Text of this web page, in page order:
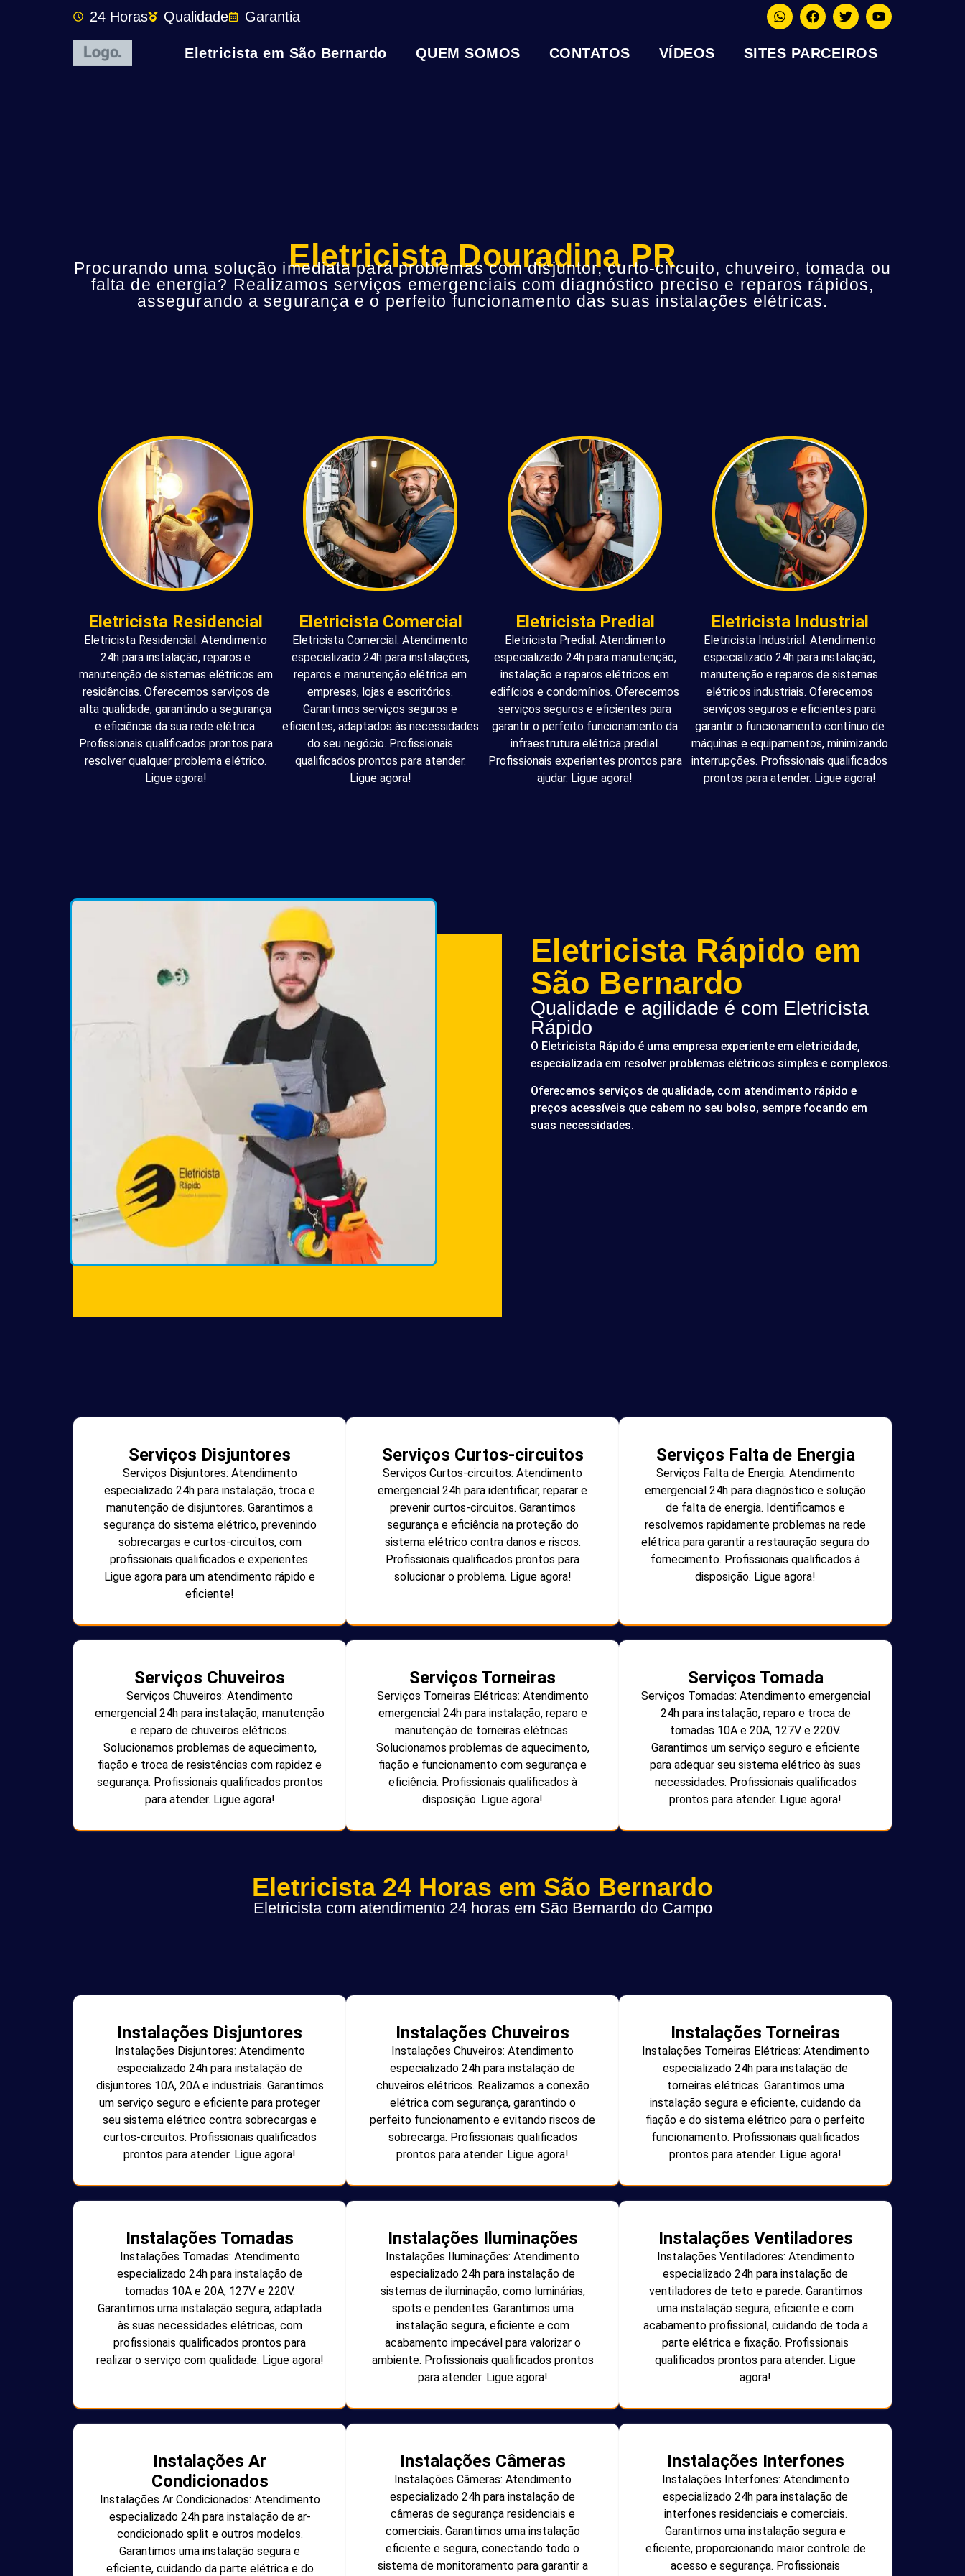
24 Horas Qualidade Garantia
Eletricista em São Bernardo QUEM SOMOS CONTATOS VÍDEOS SITES PARCEIROS
Eletricista Douradina PR
Procurando uma solução imediata para problemas com disjuntor, curto-circuito, chuveiro, tomada ou
falta de energia? Realizamos serviços emergenciais com diagnóstico preciso e reparos rápidos,
assegurando a segurança e o perfeito funcionamento das suas instalações elétricas.
Eletricista Residencial
Eletricista Residencial: Atendimento
24h para instalação, reparos e
manutenção de sistemas elétricos em
residências. Oferecemos serviços de
alta qualidade, garantindo a segurança
e eficiência da sua rede elétrica.
Profissionais qualificados prontos para
resolver qualquer problema elétrico.
Ligue agora!
Eletricista Comercial
Eletricista Comercial: Atendimento
especializado 24h para instalações,
reparos e manutenção elétrica em
empresas, lojas e escritórios.
Garantimos serviços seguros e
eficientes, adaptados às necessidades
do seu negócio. Profissionais
qualificados prontos para atender.
Ligue agora!
Eletricista Predial
Eletricista Predial: Atendimento
especializado 24h para manutenção,
instalação e reparos elétricos em
edifícios e condomínios. Oferecemos
serviços seguros e eficientes para
garantir o perfeito funcionamento da
infraestrutura elétrica predial.
Profissionais experientes prontos para
ajudar. Ligue agora!
Eletricista Industrial
Eletricista Industrial: Atendimento
especializado 24h para instalação,
manutenção e reparos de sistemas
elétricos industriais. Oferecemos
serviços seguros e eficientes para
garantir o funcionamento contínuo de
máquinas e equipamentos, minimizando
interrupções. Profissionais qualificados
prontos para atender. Ligue agora!
Eletricista Rápido em
São Bernardo
Qualidade e agilidade é com Eletricista
Rápido
O Eletricista Rápido é uma empresa experiente em eletricidade,
especializada em resolver problemas elétricos simples e complexos.
Oferecemos serviços de qualidade, com atendimento rápido e
preços acessíveis que cabem no seu bolso, sempre focando em
suas necessidades.
Serviços Disjuntores
Serviços Disjuntores: Atendimento
especializado 24h para instalação, troca e
manutenção de disjuntores. Garantimos a
segurança do sistema elétrico, prevenindo
sobrecargas e curtos-circuitos, com
profissionais qualificados e experientes.
Ligue agora para um atendimento rápido e
eficiente!
Serviços Curtos-circuitos
Serviços Curtos-circuitos: Atendimento
emergencial 24h para identificar, reparar e
prevenir curtos-circuitos. Garantimos
segurança e eficiência na proteção do
sistema elétrico contra danos e riscos.
Profissionais qualificados prontos para
solucionar o problema. Ligue agora!
Serviços Falta de Energia
Serviços Falta de Energia: Atendimento
emergencial 24h para diagnóstico e solução
de falta de energia. Identificamos e
resolvemos rapidamente problemas na rede
elétrica para garantir a restauração segura do
fornecimento. Profissionais qualificados à
disposição. Ligue agora!
Serviços Chuveiros
Serviços Chuveiros: Atendimento
emergencial 24h para instalação, manutenção
e reparo de chuveiros elétricos.
Solucionamos problemas de aquecimento,
fiação e troca de resistências com rapidez e
segurança. Profissionais qualificados prontos
para atender. Ligue agora!
Serviços Torneiras
Serviços Torneiras Elétricas: Atendimento
emergencial 24h para instalação, reparo e
manutenção de torneiras elétricas.
Solucionamos problemas de aquecimento,
fiação e funcionamento com segurança e
eficiência. Profissionais qualificados à
disposição. Ligue agora!
Serviços Tomada
Serviços Tomadas: Atendimento emergencial
24h para instalação, reparo e troca de
tomadas 10A e 20A, 127V e 220V.
Garantimos um serviço seguro e eficiente
para adequar seu sistema elétrico às suas
necessidades. Profissionais qualificados
prontos para atender. Ligue agora!
Eletricista 24 Horas em São Bernardo
Eletricista com atendimento 24 horas em São Bernardo do Campo
Instalações Disjuntores
Instalações Disjuntores: Atendimento
especializado 24h para instalação de
disjuntores 10A, 20A e industriais. Garantimos
um serviço seguro e eficiente para proteger
seu sistema elétrico contra sobrecargas e
curtos-circuitos. Profissionais qualificados
prontos para atender. Ligue agora!
Instalações Chuveiros
Instalações Chuveiros: Atendimento
especializado 24h para instalação de
chuveiros elétricos. Realizamos a conexão
elétrica com segurança, garantindo o
perfeito funcionamento e evitando riscos de
sobrecarga. Profissionais qualificados
prontos para atender. Ligue agora!
Instalações Torneiras
Instalações Torneiras Elétricas: Atendimento
especializado 24h para instalação de
torneiras elétricas. Garantimos uma
instalação segura e eficiente, cuidando da
fiação e do sistema elétrico para o perfeito
funcionamento. Profissionais qualificados
prontos para atender. Ligue agora!
Instalações Tomadas
Instalações Tomadas: Atendimento
especializado 24h para instalação de
tomadas 10A e 20A, 127V e 220V.
Garantimos uma instalação segura, adaptada
às suas necessidades elétricas, com
profissionais qualificados prontos para
realizar o serviço com qualidade. Ligue agora!
Instalações Iluminações
Instalações Iluminações: Atendimento
especializado 24h para instalação de
sistemas de iluminação, como luminárias,
spots e pendentes. Garantimos uma
instalação segura, eficiente e com
acabamento impecável para valorizar o
ambiente. Profissionais qualificados prontos
para atender. Ligue agora!
Instalações Ventiladores
Instalações Ventiladores: Atendimento
especializado 24h para instalação de
ventiladores de teto e parede. Garantimos
uma instalação segura, eficiente e com
acabamento profissional, cuidando de toda a
parte elétrica e fixação. Profissionais
qualificados prontos para atender. Ligue
agora!
Instalações Ar
Condicionados
Instalações Ar Condicionados: Atendimento
especializado 24h para instalação de ar-
condicionado split e outros modelos.
Garantimos uma instalação segura e
eficiente, cuidando da parte elétrica e do
Instalações Câmeras
Instalações Câmeras: Atendimento
especializado 24h para instalação de
câmeras de segurança residenciais e
comerciais. Garantimos uma instalação
eficiente e segura, conectando todo o
sistema de monitoramento para garantir a
Instalações Interfones
Instalações Interfones: Atendimento
especializado 24h para instalação de
interfones residenciais e comerciais.
Garantimos uma instalação segura e
eficiente, proporcionando maior controle de
acesso e segurança. Profissionais